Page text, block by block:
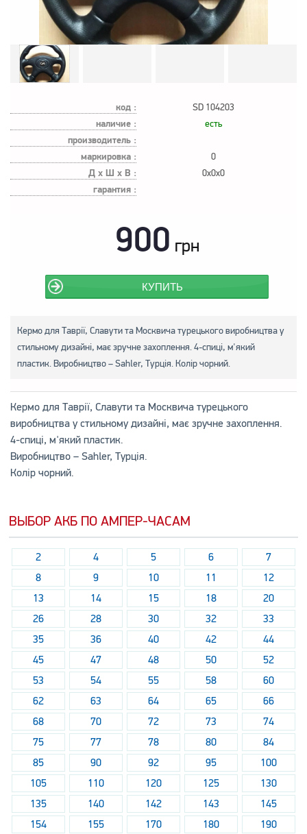
код : SD 104203
наличие : есть
производитель :
маркировка :
0
Д х Ш х В : 0x0x0
гарантия :
900 грн
КУПИТЬ
Кермо для Таврії, Славути та Москвича турецького виробництва у
стильному дизайні, має зручне захоплення. 4-спиці, м'який
пластик. Виробництво – Sahler, Турція. Колір чорний.
Кермо для Таврії, Славути та Москвича турецького
виробництва у стильному дизайні, має зручне захоплення.
4-спиці, м'який пластик.
Виробництво – Sahler, Турція.
Колір чорний.
ВЫБОР АКБ ПО АМПЕР-ЧАСАМ
2 4 5 6
7
8
9 10 11
12
13
14 15 18
20
26
28 30 32
33
35
36 40 42
44
45
47 48 50
52
53
54 55 58
60
62
63 64 65
66
68
70 72 73
74
75
77 78 80
84
85
90 92 95
100
105
110 120 125
130
135
140 142 143
145
154
155 170 180
190